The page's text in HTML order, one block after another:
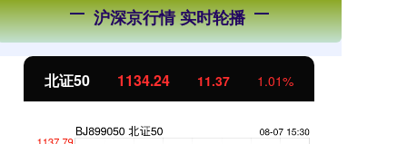
沪深京行情 实时轮播
北证50 1134.24 11.37 1.01%